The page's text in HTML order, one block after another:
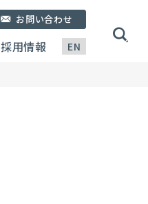
EN
採用情報
お問い合わせ